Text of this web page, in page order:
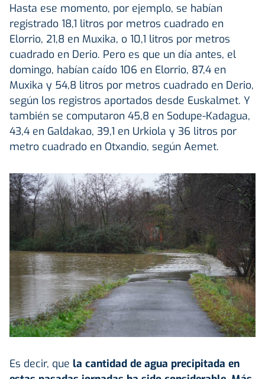
Hasta ese momento, por ejemplo, se habían
registrado 18,1 litros por metros cuadrado en
Elorrio, 21,8 en Muxika, o 10,1 litros por metros
cuadrado en Derio. Pero es que un día antes, el
domingo, habían caído 106 en Elorrio, 87,4 en
Muxika y 54,8 litros por metros cuadrado en Derio,
según los registros aportados desde Euskalmet. Y
también se computaron 45,8 en Sodupe-Kadagua,
43,4 en Galdakao, 39,1 en Urkiola y 36 litros por
metro cuadrado en Otxandio, según Aemet.
Es decir, que la cantidad de agua precipitada en